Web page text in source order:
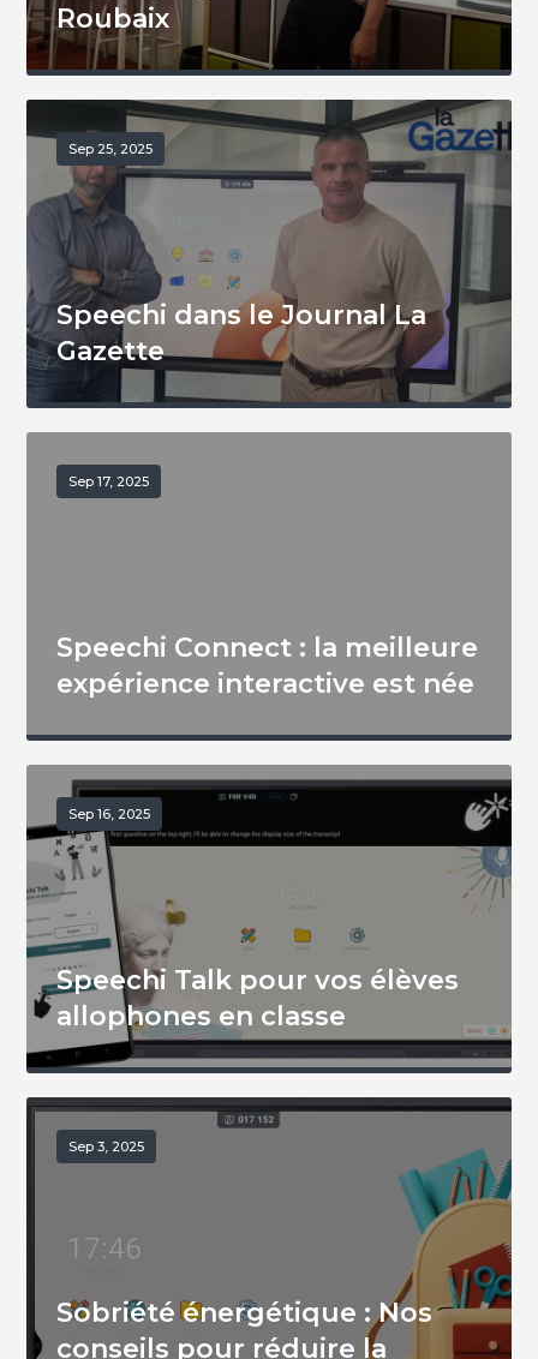
Roubaix
Sep 25, 2025
Speechi dans le Journal La
Gazette
Sep 17, 2025
Speechi Connect : la meilleure
expérience interactive est née
Sep 16, 2025
Speechi Talk pour vos élèves
allophones en classe
Sep 3, 2025
Sobriété énergétique : Nos
conseils pour réduire la